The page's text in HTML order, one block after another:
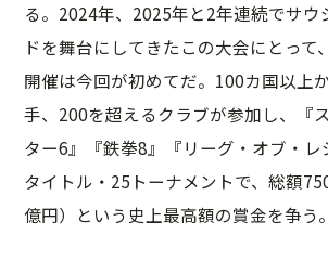
る。2024年、2025年と2年連続でサウ
ドを舞台にしてきたこの大会にとって
開催は今回が初めてだ。100カ国以上
手、200を超えるクラブが参加し、『
ター6』『鉄拳8』『リーグ・オブ・
タイトル・25トーナメントで、総額
億円）という史上最高額の賞金を争う。